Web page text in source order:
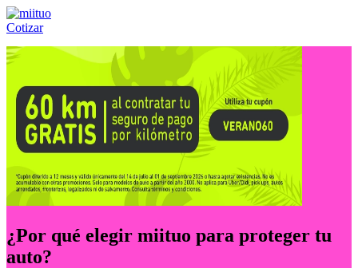
Cotizar
Llámanos al:(55) 84-21-05-00 ó
¿Por qué elegir miituo para proteger tu
auto?